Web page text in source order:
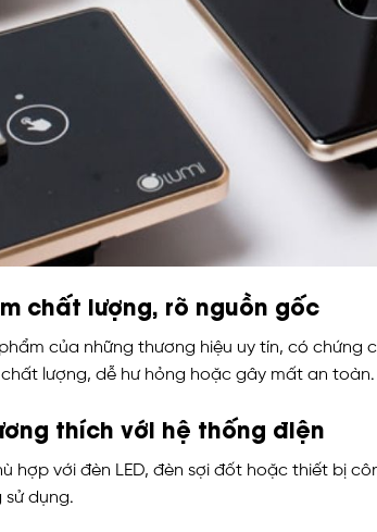
chất lượng, rõ nguồn gốc
của những thương hiệu uy tín, có
lượng, dễ hư hỏng hoặc gây mất an toàn.
thích với hệ thống điện
hợp với đèn LED, đèn sợi đốt hoặc thiết bị
dụng.